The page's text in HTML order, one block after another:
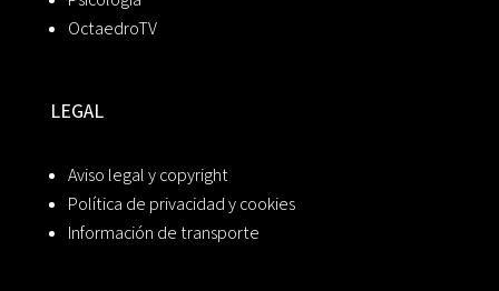
OctaedroTV
LEGAL
Aviso legal y copyright
Política de privacidad y cookies
Información de transporte